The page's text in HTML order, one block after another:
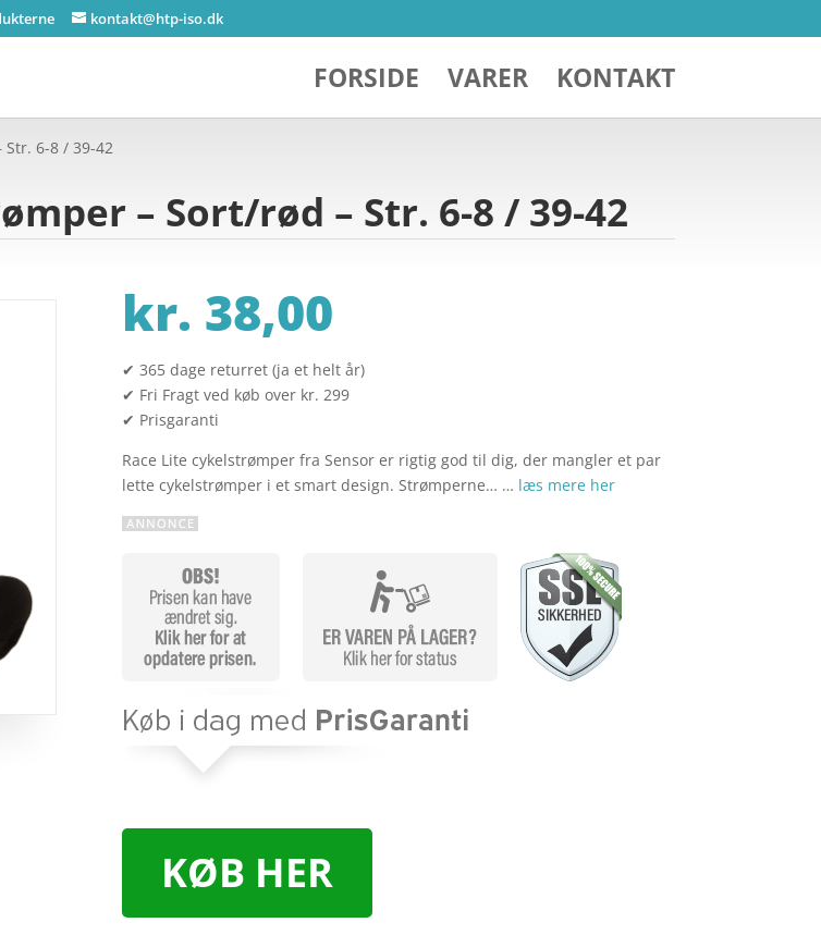
kontakt@htp-iso.dk
FORSIDE VARER KONTAKT
Str. 6-8 / 39-42
– Sort/rød – Str. 6-8 / 39-42
kr. 38,00
✔ 365 dage returret (ja et helt år)
✔ Fri Fragt ved køb over kr. 299
✔ Prisgaranti
Race Lite cykelstrømper fra Sensor er rigtig god til dig, der mangler et par
lette cykelstrømper i et smart design. Strømperne… … læs mere her
KØB HER